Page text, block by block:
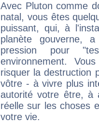
Avec Pluton comme
natal, vous êtes
puissant, qui, à
planète gouverne,
pression pour
environnement.
risquer la destruction
vôtre - à vivre plus
autorité votre être, à
réelle sur les choses
votre vie.